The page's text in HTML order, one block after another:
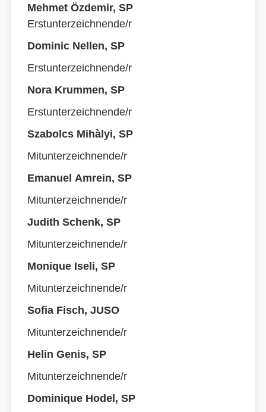
Mehmet Özdemir, SP
Erstunterzeichnende/r
Dominic Nellen, SP
Erstunterzeichnende/r
Nora Krummen, SP
Erstunterzeichnende/r
Szabolcs Mihàlyi, SP
Mitunterzeichnende/r
Emanuel Amrein, SP
Mitunterzeichnende/r
Judith Schenk, SP
Mitunterzeichnende/r
Monique Iseli, SP
Mitunterzeichnende/r
Sofia Fisch, JUSO
Mitunterzeichnende/r
Helin Genis, SP
Mitunterzeichnende/r
Dominique Hodel, SP